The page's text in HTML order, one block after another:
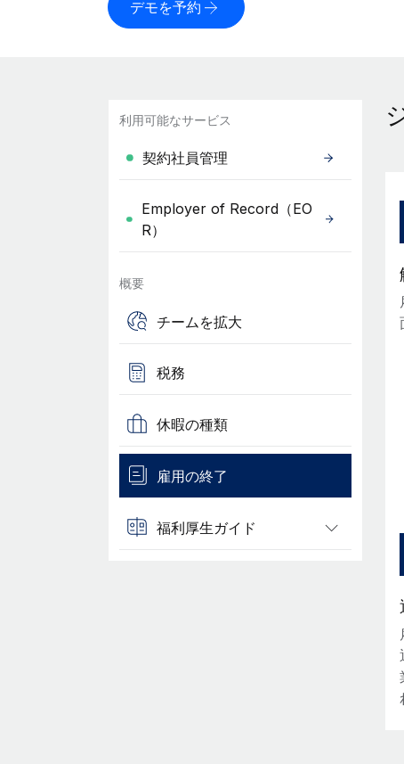
デモを予約
利用可能なサービス
契約社員管理
Employer of Record（EO
R）
概要
チームを拡大
税務
休暇の種類
雇用の終了
福利厚生ガイド